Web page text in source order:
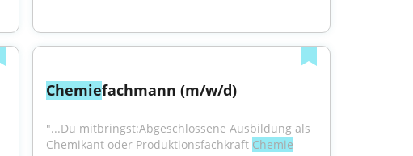
Chemiefachmann (m/w/d)
"...Du mitbringst:Abgeschlossene Ausbildung als
Chemikant oder Produktionsfachkraft Chemie